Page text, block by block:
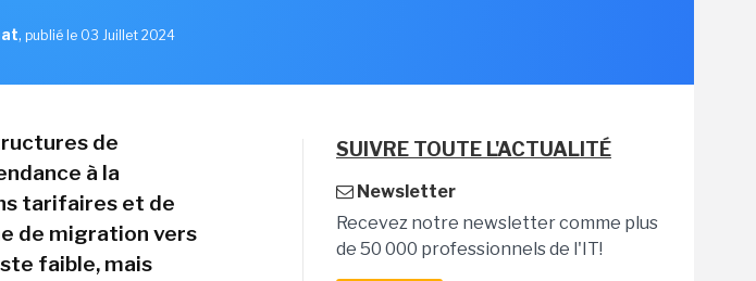
, publié le 03 Juillet 2024
de
à la
tarifaires et de
de migration vers
faible, mais
SUIVRE TOUTE L'ACTUALITÉ
Newsletter
Recevez notre newsletter comme plus
de 50 000 professionnels de l'IT!